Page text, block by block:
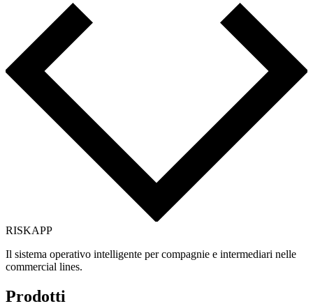
RISKAPP
Il sistema operativo intelligente per compagnie e intermediari nelle
commercial lines.
Prodotti